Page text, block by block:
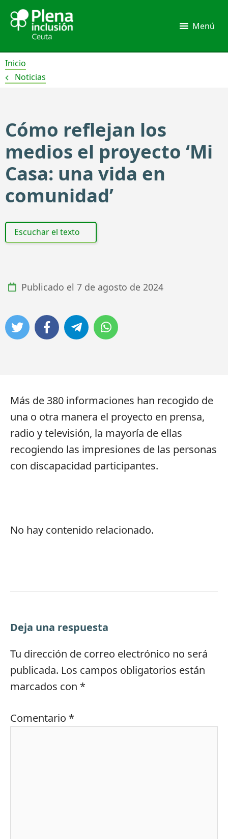
contenido
Menú
Inicio
Noticias
Cómo reflejan los
medios el proyecto ‘Mi
Casa: una vida en
comunidad’
Escuchar el texto
Publicado el 7 de agosto de 2024
Más de 380 informaciones han recogido de
una o otra manera el proyecto en prensa,
radio y televisión, la mayoría de ellas
recogiendo las impresiones de las personas
con discapacidad participantes.
No hay contenido relacionado.
Deja una respuesta
Tu dirección de correo electrónico no será
publicada. Los campos obligatorios están
marcados con *
Comentario *